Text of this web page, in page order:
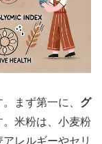
まず第一に、 グ
米粉は、小麦粉
レルギーやセリ